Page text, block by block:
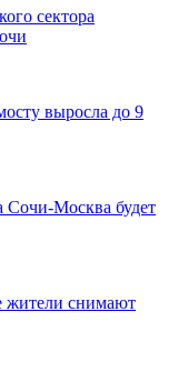
сектора
выросла до 9
Сочи-Москва будет
жители снимают